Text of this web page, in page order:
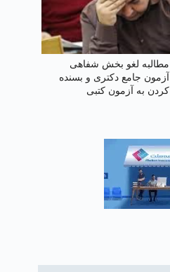
مطالبه لغو بخش شفاهی
آزمون جامع دکتری و بسنده
کردن به آزمون کتبی